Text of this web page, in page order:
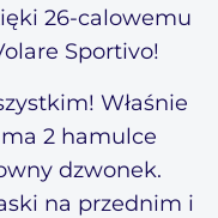
26-calowemu
Sportivo!
Właśnie
2 hamulce
dzwonek.
na przednim i